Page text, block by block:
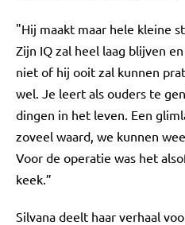
"Hij maakt maar hele kleine
Zijn IQ zal heel laag blijven
niet of hij ooit zal kunnen
wel. Je leert als ouders te
dingen in het leven. Een
zoveel waard, we kunnen
Voor de operatie was het
keek.”
Silvana deelt haar verhaal